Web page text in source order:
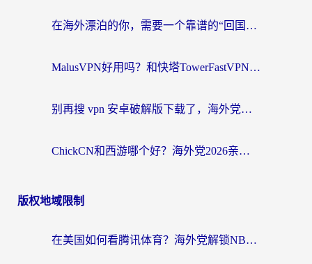
在海外漂泊的你，需要一个靠谱的“回国机场”
MalusVPN好用吗？和快塔TowerFastVPN对比哪个回国效果更好？海外党亲测实用指南
别再搜 vpn 安卓破解版下载了，海外党回国上网的正确姿势在这里
ChickCN和西游哪个好？海外党2026亲测回国加速器选择指南（附expressvpn中国对比）
版权地域限制
在美国如何看腾讯体育？海外党解锁NBA欧洲杯直播的终极攻略